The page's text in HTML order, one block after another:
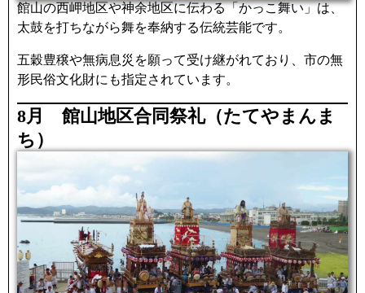
館山の西岬地区や神余地区に伝わる「かっこ舞い」は、
太鼓を打ちながら舞を奉納する伝統芸能です。
五穀豊穣や無病息災を願って受け継がれており、市の無
形民俗文化財にも指定されています。
8月 館山地区合同祭礼（たてやまんま
ち）